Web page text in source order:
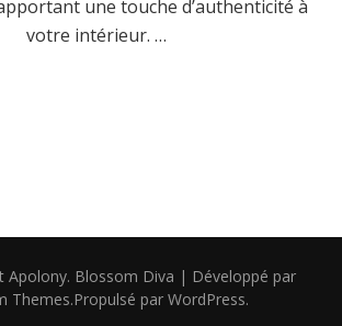
une touche d’authenticité à
votre intérieur. …
Apolony. Blossom Diva | Développé par
Themes.Propulsé par WordPress.